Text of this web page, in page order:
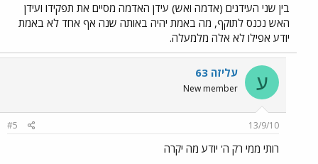
בין שני העידנים (אדמה ואש) עידן האדמה מסיים את תפקידו ועידן
האש נכנס לתוקף, מה באמת יהיה באותה שנה אף אחד לא באמת
יודע אפילו לא אלה מלמעלה.
ע עליזה 63
New member
13/9/10
#5
רותי ממי רק ה' יודע מה יקרה